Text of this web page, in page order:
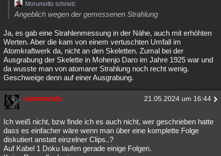
Morumotto schrieb:
Angeblich wegen der gemessenen Strahlung
Ja, es gab eine Strahlenmessung in der Nähe, auch mit erhöhten
Werten. Aber die kam von einem vertuschten Umfall im
Atomkraftwerk da, nicht an den Skeletten. Zumal bei der
Ausgrabung der Skelette in Mohenjo Daro im Jahre 1925 war und
da wusste man von atomarer Strahlung noch recht wenig.
Geschweige denn auf einer Ausgrabung.
zaramanda 21.05.2024 um 16:44
Ich weiß nicht, bzw finde ich es auch nicht, wer geschrieben hatte
dass es einfacher wäre wenn man über eine komplette Folge
diskutiert anstatt einzelner Clips..?
Auf Kabel 1 Doku laufen gerade einige Folgen.